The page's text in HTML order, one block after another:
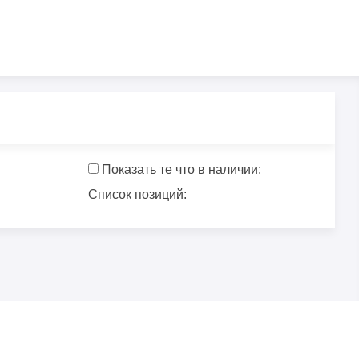
Показать те что в наличии:
Список позиций: